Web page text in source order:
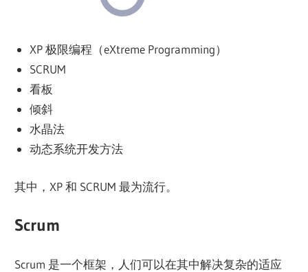
XP 极限编程（eXtreme Programming）
SCRUM
看板
倾斜
水晶法
动态系统开发方法
其中，XP 和 SCRUM 最为流行。
Scrum
Scrum 是一个框架，人们可以在其中解决复杂的适应